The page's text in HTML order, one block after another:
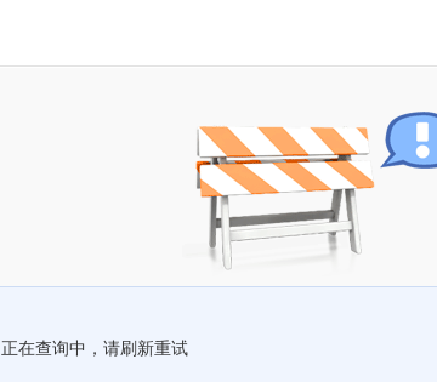
正在查询中，请刷新重试